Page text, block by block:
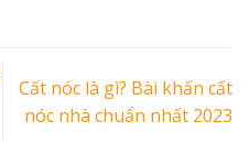
Cất nóc là gì? Bài khấn cất
nóc nhà chuẩn nhất 2023